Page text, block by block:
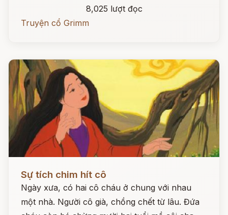
8,025 lượt đọc
Truyện cổ Grimm
Sự tích chim hít cô
Ngày xưa, có hai cô cháu ở chung với nhau
một nhà. Người cô già, chồng chết từ lâu. Đứa